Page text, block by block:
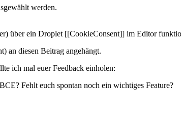
werden.
über ein Droplet [[CookieConsent]] im Editor
an diesen Beitrag angehängt.
ich mal euer Feedback einholen:
Fehlt euch spontan noch ein wichtiges Feature?